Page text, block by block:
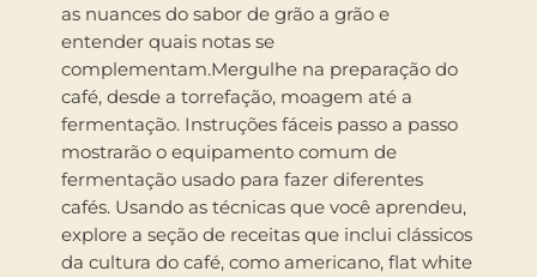
as nuances do sabor de grão a grão e
entender quais notas se
complementam.Mergulhe na preparação do
café, desde a torrefação, moagem até a
fermentação. Instruções fáceis passo a passo
mostrarão o equipamento comum de
fermentação usado para fazer diferentes
cafés. Usando as técnicas que você aprendeu,
explore a seção de receitas que inclui clássicos
da cultura do café, como americano, flat white